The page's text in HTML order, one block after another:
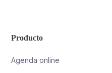
Producto
Agenda online